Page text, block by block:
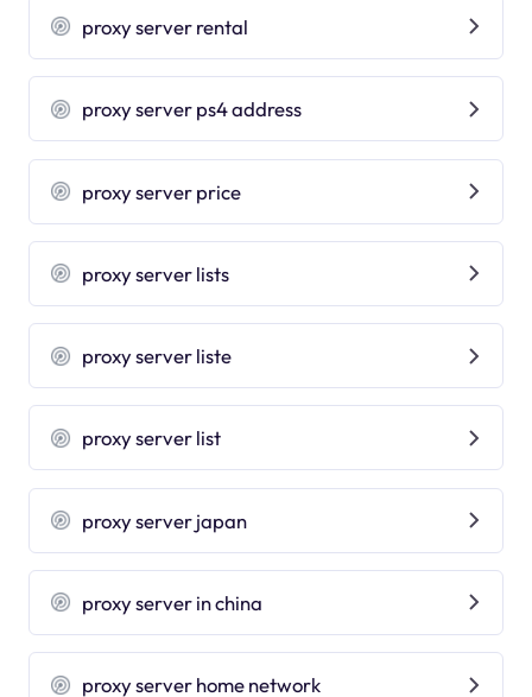
proxy server rental
proxy server ps4 address
proxy server price
proxy server lists
proxy server liste
proxy server list
proxy server japan
proxy server in china
proxy server home network